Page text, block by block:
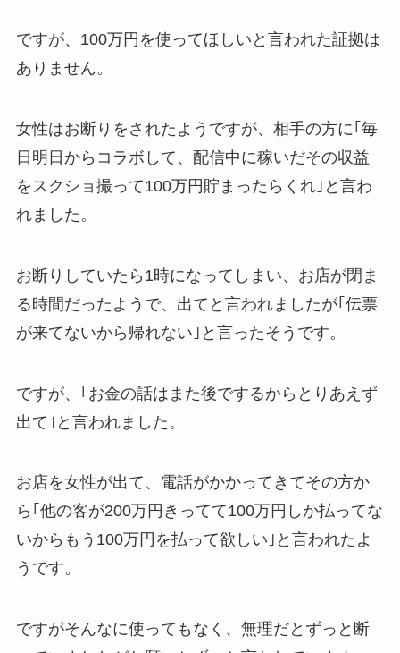
ですが、100万円を使ってほしいと言われた証拠は
ありません。
女性はお断りをされたようですが、相手の方に｢毎
日明日からコラボして、配信中に稼いだその収益
をスクショ撮って100万円貯まったらくれ｣と言わ
れました。
お断りしていたら1時になってしまい、お店が閉ま
る時間だったようで、出てと言われましたが｢伝票
が来てないから帰れない｣と言ったそうです。
ですが、｢お金の話はまた後でするからとりあえず
出て｣と言われました。
お店を女性が出て、電話がかかってきてその方か
ら｢他の客が200万円きってて100万円しか払ってな
いからもう100万円を払って欲しい｣と言われたよ
うです。
ですがそんなに使ってもなく、無理だとずっと断